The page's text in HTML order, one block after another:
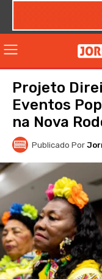
Projeto
Eventos
na Nova
Publicado Por